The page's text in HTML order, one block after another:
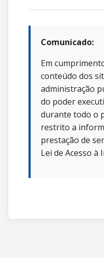
Comunicado:
Em
conteúdo dos
administração
do poder
durante todo o
restrito a
prestação de
Lei de Acesso à